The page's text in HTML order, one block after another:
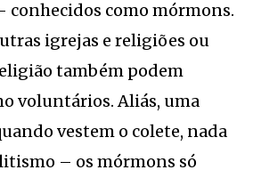
conhecidos como mórmons.
igrejas e religiões ou
também podem
voluntários. Aliás, uma
vestem o colete, nada
– os mórmons só